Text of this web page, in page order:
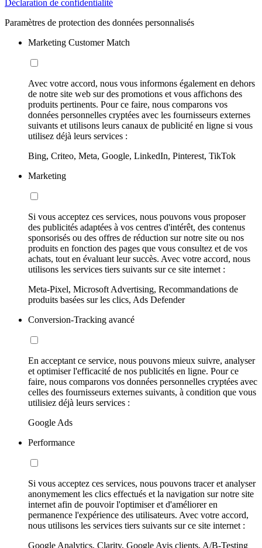
Déclaration de confidentialité
Paramètres de protection des données personnalisés
Marketing Customer Match
Avec votre accord, nous vous informons également en dehors
de notre site web sur des promotions et vous affichons des
produits pertinents. Pour ce faire, nous comparons vos
données personnelles cryptées avec les fournisseurs externes
suivants et utilisons leurs canaux de publicité en ligne si vous
utilisez déjà leurs services :
Bing, Criteo, Meta, Google, LinkedIn, Pinterest, TikTok
Marketing
Si vous acceptez ces services, nous pouvons vous proposer
des publicités adaptées à vos centres d'intérêt, des contenus
sponsorisés ou des offres de réduction sur notre site ou nos
produits en fonction des pages que vous consultez et de vos
achats, tout en évaluant leur succès. Avec votre accord, nous
utilisons les services tiers suivants sur ce site internet :
Meta-Pixel, Microsoft Advertising, Recommandations de
produits basées sur les clics, Ads Defender
Conversion-Tracking avancé
En acceptant ce service, nous pouvons mieux suivre, analyser
et optimiser l'efficacité de nos publicités en ligne. Pour ce
faire, nous comparons vos données personnelles cryptées avec
celles des fournisseurs externes suivants, à condition que vous
utilisiez déjà leurs services :
Google Ads
Performance
Si vous acceptez ces services, nous pouvons tracer et analyser
anonymement les clics effectués et la navigation sur notre site
internet afin de pouvoir l'optimiser et d'améliorer en
permanence l'expérience des utilisateurs. Avec votre accord,
nous utilisons les services tiers suivants sur ce site internet :
Google Analytics, Clarity, Google Avis clients, A/B-Testing